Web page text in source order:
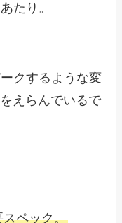
たり。
クするような変
えらんでいるで
ペック。